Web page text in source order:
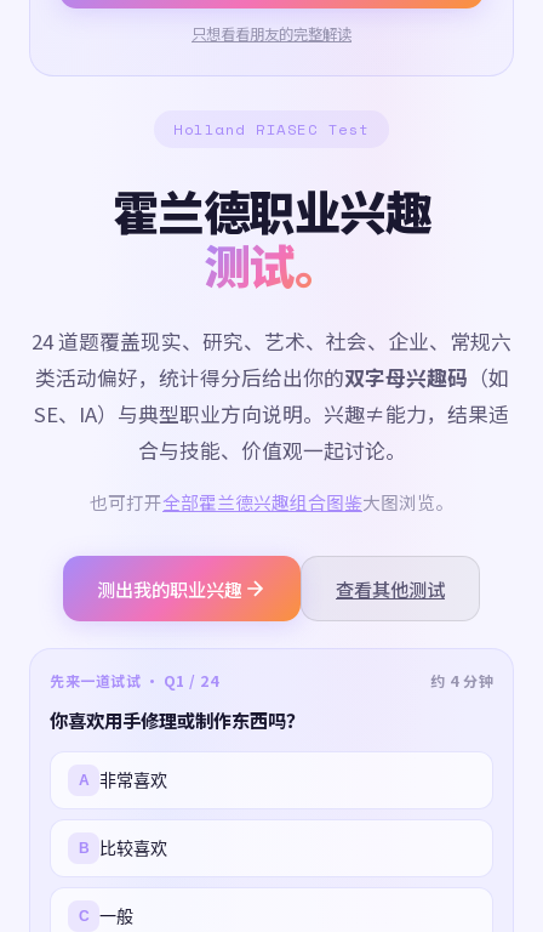
只想看看朋友的完整解读
Holland RIASEC Test
霍兰德职业兴趣
测试。
24 道题覆盖现实、研究、艺术、社会、企业、常规六
类活动偏好，统计得分后给出你的双字母兴趣码 （如
SE、IA）与典型职业方向说明。兴趣≠能力，结果适
合与技能、价值观一起讨论。
也可打开全部霍兰德兴趣组合图鉴大图浏览。
测出我的职业兴趣 查看其他测试
先来一道试试 · Q1 / 24 约 4 分钟
你喜欢用手修理或制作东西吗？
A 非常喜欢
B 比较喜欢
C 一般